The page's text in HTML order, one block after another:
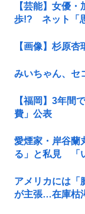
【芸能】女優
歩!? ネット「
【画像】杉原
みいちゃん、セ
【福岡】3年間
費」公表
愛煙家・岸谷蘭
る」と私見 「
アメリカには「
が主張…在庫枯